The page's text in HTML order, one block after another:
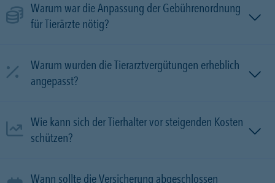
Warum war die Anpassung der Gebührenordnung
für Tierärzte nötig?
Warum wurden die Tierarztvergütungen erheblich
angepasst?
Wie kann sich der Tierhalter vor steigenden Kosten
schützen?
Wann sollte die Versicherung abgeschlossen